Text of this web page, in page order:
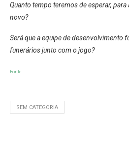
Quanto tempo teremos de esperar,
novo?
Será que a equipe de desenvolvimento
funerários junto com o jogo?
Fonte
SEM CATEGORIA